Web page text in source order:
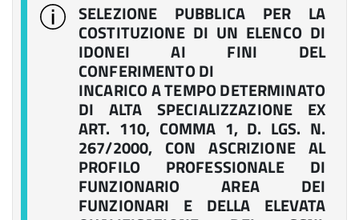
SELEZIONE PUBBLICA PER LA
COSTITUZIONE DI UN ELENCO DI
IDONEI AI FINI DEL
CONFERIMENTO DI
INCARICO A TEMPO DETERMINATO
DI ALTA SPECIALIZZAZIONE EX
ART. 110, COMMA 1, D. LGS. N.
267/2000, CON ASCRIZIONE AL
PROFILO PROFESSIONALE DI
FUNZIONARIO AREA DEI
FUNZIONARI E DELLA ELEVATA